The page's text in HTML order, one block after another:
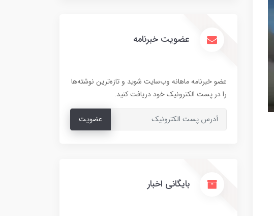
عضویت خبرنامه
عضو خبرنامه ماهانه وب‌سایت شوید و تازه‌ترین نوشته‌ها
را در پست الکترونیک خود دریافت کنید.
عضویت
بایگانی اخبار